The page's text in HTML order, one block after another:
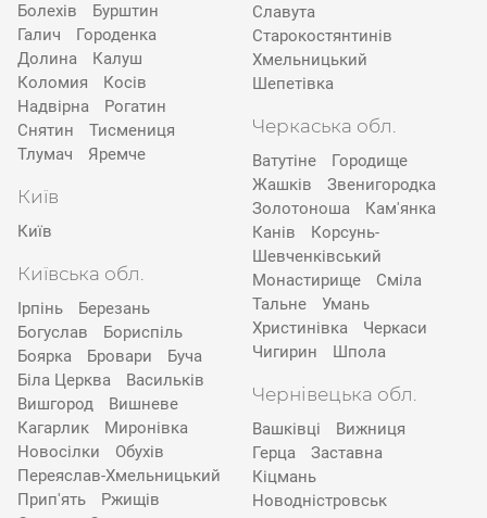
Болехів
Бурштин
Галич
Городенка
Долина
Калуш
Коломия
Косів
Надвірна
Рогатин
Снятин
Тисмениця
Тлумач
Яремче
Київ
Київ
Київська обл.
Ірпінь
Березань
Богуслав
Бориспіль
Боярка
Бровари
Буча
Біла Церква
Васильків
Вишгород
Вишневе
Кагарлик
Миронівка
Новосілки
Обухів
Переяслав-Хмельницький
Прип'ять
Ржищів
Славута
Старокостянтинів
Хмельницький
Шепетівка
Черкаська обл.
Ватутіне
Городище
Жашків
Звенигородка
Золотоноша
Кам'янка
Канів
Корсунь-
Шевченківський
Монастирище
Сміла
Тальне
Умань
Христинівка
Черкаси
Чигирин
Шпола
Чернівецька обл.
Вашківці
Вижниця
Герца
Заставна
Кіцмань
Новодністровськ